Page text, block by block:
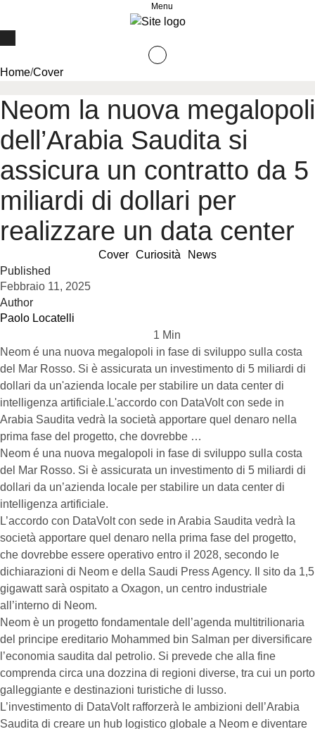
Menu
Home/Cover
Neom la nuova megalopoli
dell’Arabia Saudita si
assicura un contratto da 5
miliardi di dollari per
realizzare un data center
Cover Curiosità
News
Published
Febbraio 11, 2025
Author
Paolo Locatelli
1 Min
Neom é una nuova megalopoli in fase di sviluppo sulla costa
del Mar Rosso. Si è assicurata un investimento di 5 miliardi di
dollari da un'azienda locale per stabilire un data center di
intelligenza artificiale.L'accordo con DataVolt con sede in
Arabia Saudita vedrà la società apportare quel denaro nella
prima fase del progetto, che dovrebbe …
Neom é una nuova megalopoli in fase di sviluppo sulla costa
del Mar Rosso. Si è assicurata un investimento di 5 miliardi di
dollari da un’azienda locale per stabilire un data center di
intelligenza artificiale.
L’accordo con DataVolt con sede in Arabia Saudita vedrà la
società apportare quel denaro nella prima fase del progetto,
che dovrebbe essere operativo entro il 2028, secondo le
dichiarazioni di Neom e della Saudi Press Agency. Il sito da 1,5
gigawatt sarà ospitato a Oxagon, un centro industriale
all’interno di Neom.
Neom è un progetto fondamentale dell’agenda multitrilionaria
del principe ereditario Mohammed bin Salman per diversificare
l’economia saudita dal petrolio. Si prevede che alla fine
comprenda circa una dozzina di regioni diverse, tra cui un porto
galleggiante e destinazioni turistiche di lusso.
L’investimento di DataVolt rafforzerà le ambizioni dell’Arabia
Saudita di creare un hub logistico globale a Neom e diventare